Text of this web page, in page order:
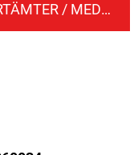
ANSCHRIFTEN VEREINE / SPORTÄMTER / MEDIEN